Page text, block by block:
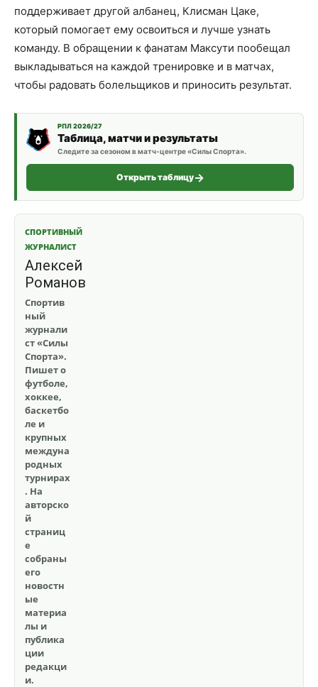
поддерживает другой албанец, Клисман Цаке,
который помогает ему освоиться и лучше узнать
команду. В обращении к фанатам Максути пообещал
выкладываться на каждой тренировке и в матчах,
чтобы радовать болельщиков и приносить результат.
РПЛ 2026/27
Таблица, матчи и результаты
Следите за сезоном в матч-центре «Силы Спорта».
Открыть таблицу
СПОРТИВНЫЙ
ЖУРНАЛИСТ
Алексей
Романов
Спортив
ный
журнали
ст «Силы
Спорта».
Пишет о
футболе,
хоккее,
баскетбо
ле и
крупных
междуна
родных
турнирах
. На
авторско
й
страниц
е
собраны
его
новостн
ые
материа
лы и
публика
ции
редакци
и.